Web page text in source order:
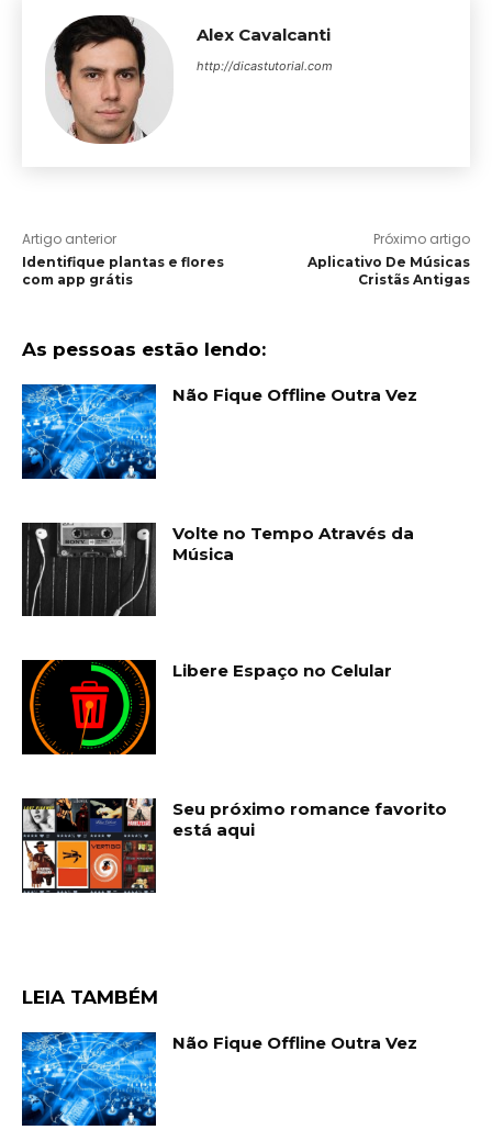
Alex Cavalcanti
http://dicastutorial.com
Artigo anterior
Identifique plantas e flores
com app grátis
Próximo artigo
Aplicativo De Músicas
Cristãs Antigas
As pessoas estão lendo:
Não Fique Offline Outra Vez
Volte no Tempo Através da
Música
Libere Espaço no Celular
Seu próximo romance favorito
está aqui
LEIA TAMBÉM
Não Fique Offline Outra Vez